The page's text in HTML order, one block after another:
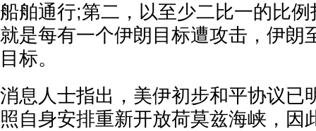
船舶通行;第二，以至少二比一的比
就是每有一个伊朗目标遭攻击，伊朗
目标。
消息人士指出，美伊初步和平协议已
照自身安排重新开放荷莫兹海峡，因